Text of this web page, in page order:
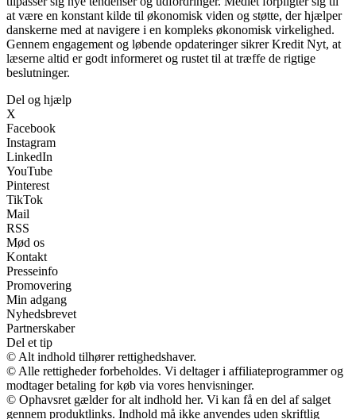
at være en konstant kilde til økonomisk viden og støtte, der hjælper
danskerne med at navigere i en kompleks økonomisk virkelighed.
Gennem engagement og løbende opdateringer sikrer Kredit Nyt, at
læserne altid er godt informeret og rustet til at træffe de rigtige
beslutninger.
Del og hjælp
X
Facebook
Instagram
LinkedIn
YouTube
Pinterest
TikTok
Mail
RSS
Mød os
Kontakt
Presseinfo
Promovering
Min adgang
Nyhedsbrevet
Partnerskaber
Del et tip
© Alt indhold tilhører rettighedshaver.
© Alle rettigheder forbeholdes. Vi deltager i affiliateprogrammer og
modtager betaling for køb via vores henvisninger.
© Ophavsret gælder for alt indhold her. Vi kan få en del af salget
gennem produktlinks. Indhold må ikke anvendes uden skriftlig